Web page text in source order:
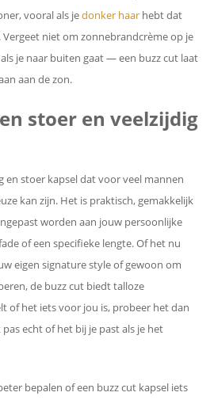
vooral als jedonker haar hebt dat
niet om zonnebrandcrème op je
je naar buiten gaat — een buzz cut laat
aan de zon.
stoer en veelzijdig
en stoer kapsel dat voor veel mannen
kan zijn. Het is praktisch, gemakkelijk
worden aan jouw persoonlijke
of een specifieke lengte. Of het nu
eigen signature style of gewoon om
de buzz cut biedt talloze
of het iets voor jou is, probeer het dan
echt of het bij je past als je het
bepalen of een buzz cut kapsel iets